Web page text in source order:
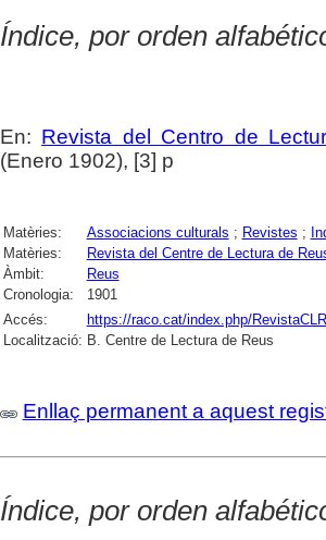
Índice, por orden
En: Revista del Centro de
(Enero 1902), [3] p
Matèries: Associacions culturals ; Revistes ;
Matèries:
Revista del Centre de Lectura de
Àmbit:
Reus
Cronologia:
1901
Accés:
https://raco.cat/index.php/
Localització: B. Centre de Lectura de Reus
Enllaç permanent a aquest
Índice, por orden